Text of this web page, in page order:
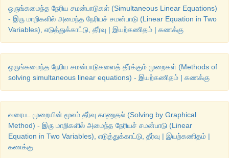
ஒருங்கமைந்த நேரிய சமன்பாடுகள் (Simultaneous Linear Equations)
- இரு மாறிகளில் அமைந்த நேரியச் சமன்பாடு (Linear Equation in Two
Variables), எடுத்துக்காட்டு, தீர்வு | இயற்கணிதம் | கணக்கு
ஒருங்கமைந்த நேரிய சமன்பாடுகளைத் தீர்க்கும் முறைகள் (Methods of
solving simultaneous linear equations) - இயற்கணிதம் | கணக்கு
வரைபட முறையின் மூலம் தீர்வு காணுதல் (Solving by Graphical
Method) - இரு மாறிகளில் அமைந்த நேரியச் சமன்பாடு (Linear
Equation in Two Variables), எடுத்துக்காட்டு, தீர்வு | இயற்கணிதம் |
கணக்கு